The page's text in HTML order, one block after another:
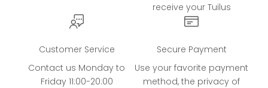
receive your Tuilus
Customer Service
Contact us Monday to
Friday 11:00-20:00
Secure Payment
Use your favorite payment
method, the privacy of